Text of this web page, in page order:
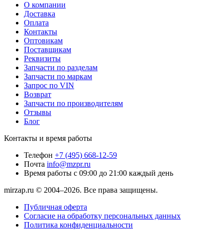
О компании
Доставка
Оплата
Контакты
Оптовикам
Поставщикам
Реквизиты
Запчасти по разделам
Запчасти по маркам
Запрос по VIN
Возврат
Запчасти по производителям
Отзывы
Блог
Контакты и время работы
Телефон +7 (495) 668-12-59
Почта info@mzpr.ru
Время работы с 09:00 до 21:00 каждый день
mirzap.ru © 2004–2026. Все права защищены.
Публичная оферта
Согласие на обработку персональных данных
Политика конфиденциальности